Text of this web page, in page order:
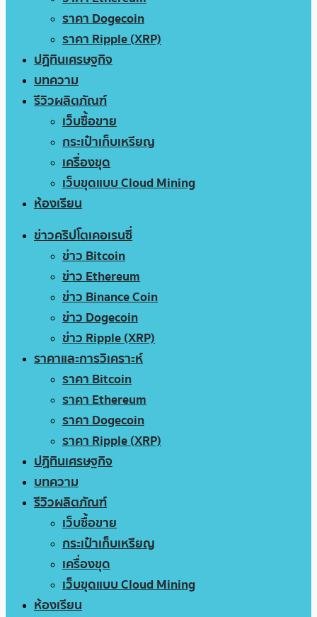
ราคา Dogecoin
ราคา Ripple (XRP)
ปฏิทินเศรษฐกิจ
บทความ
รีวิวผลิตภัณฑ์
เว็บซื้อขาย
กระเป๋าเก็บเหรียญ
เครื่องขุด
เว็บขุดแบบ Cloud Mining
ห้องเรียน
ข่าวคริปโตเคอเรนซี่
ข่าว Bitcoin
ข่าว Ethereum
ข่าว Binance Coin
ข่าว Dogecoin
ข่าว Ripple (XRP)
ราคาและการวิเคราะห์
ราคา Bitcoin
ราคา Ethereum
ราคา Dogecoin
ราคา Ripple (XRP)
ปฏิทินเศรษฐกิจ
บทความ
รีวิวผลิตภัณฑ์
เว็บซื้อขาย
กระเป๋าเก็บเหรียญ
เครื่องขุด
เว็บขุดแบบ Cloud Mining
ห้องเรียน